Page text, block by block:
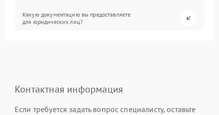
Какую документацию вы предоставляете
для юридических лиц?
Контактная информация
Если требуется задать вопрос специалисту, оставьте